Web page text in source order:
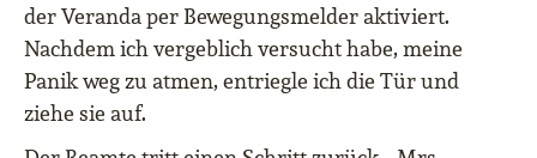
der Veranda per Bewegungsmelder aktiviert.
Nachdem ich vergeblich versucht habe, meine
Panik weg zu atmen, entriegle ich die Tür und
ziehe sie auf.